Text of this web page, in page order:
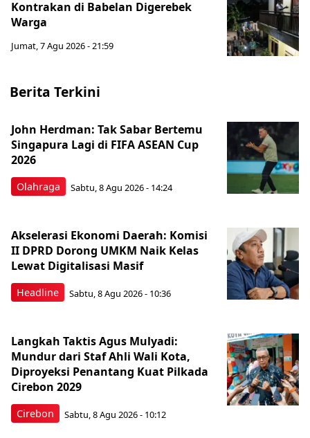
Kontrakan di Babelan Digerebek
Warga
Jumat, 7 Agu 2026 - 21:59
Berita Terkini
Olahraga
John Herdman: Tak Sabar Bertemu
Singapura Lagi di FIFA ASEAN Cup
2026
Sabtu, 8 Agu 2026 - 14:24
Headline
Akselerasi Ekonomi Daerah: Komisi
II DPRD Dorong UMKM Naik Kelas
Lewat Digitalisasi Masif
Sabtu, 8 Agu 2026 - 10:36
Cirebon
Langkah Taktis Agus Mulyadi:
Mundur dari Staf Ahli Wali Kota,
Diproyeksi Penantang Kuat Pilkada
Cirebon 2029
Sabtu, 8 Agu 2026 - 10:12